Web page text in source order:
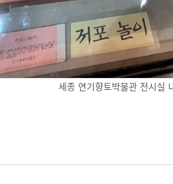
세종 연기향토박물관 전시실